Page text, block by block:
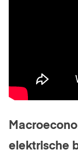
elektrische